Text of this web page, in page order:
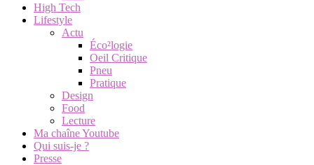
High Tech
Lifestyle
Actu
Éco²logie
Oeil Critique
Pneu
Pratique
Design
Food
Lecture
Ma chaîne Youtube
Qui suis-je ?
Presse